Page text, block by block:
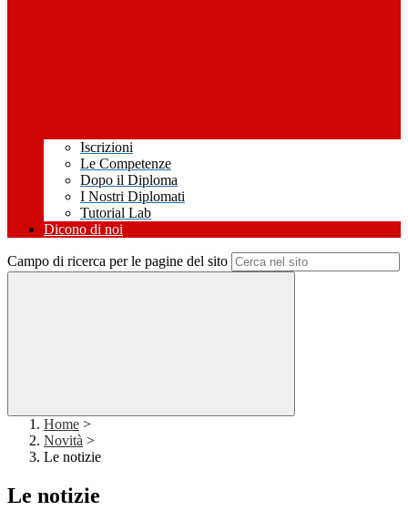
Iscrizioni
Le Competenze
Dopo il Diploma
I Nostri Diplomati
Tutorial Lab
Dicono di noi
Campo di ricerca per le pagine del sito
Home >
Novità >
Le notizie
Le notizie